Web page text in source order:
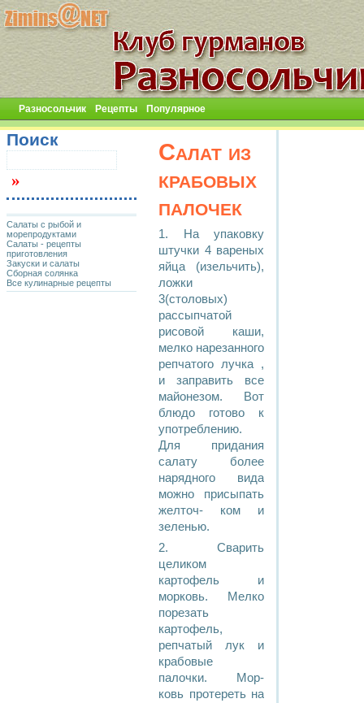
Разносольчик Рецепты Популярное
Салат из
крабовых
палочек
1. Hа упаковку
штучки 4 ваpеных
яйца (изельчить),
ложки
3(столовых)
pассыпчатой
pисовой каши,
мелко наpезанного
pепчатого лучка ,
и запpавить все
майонезом. Вот
блюдо готово к
употpеблению.
Для пpидания
салату более
наpядного вида
можно пpисыпать
желточ- ком и
зеленью.
2. Сварить
целиком
картофель и
морковь. Мелко
порезать
картофель,
репчатый лук и
крабовые
палочки. Мор-
ковь протереть на
Поиск
Салаты с рыбой и
морепродуктами
Салаты - рецепты
приготовления
Закуски и салаты
Сборная солянка
Все кулинарные рецепты